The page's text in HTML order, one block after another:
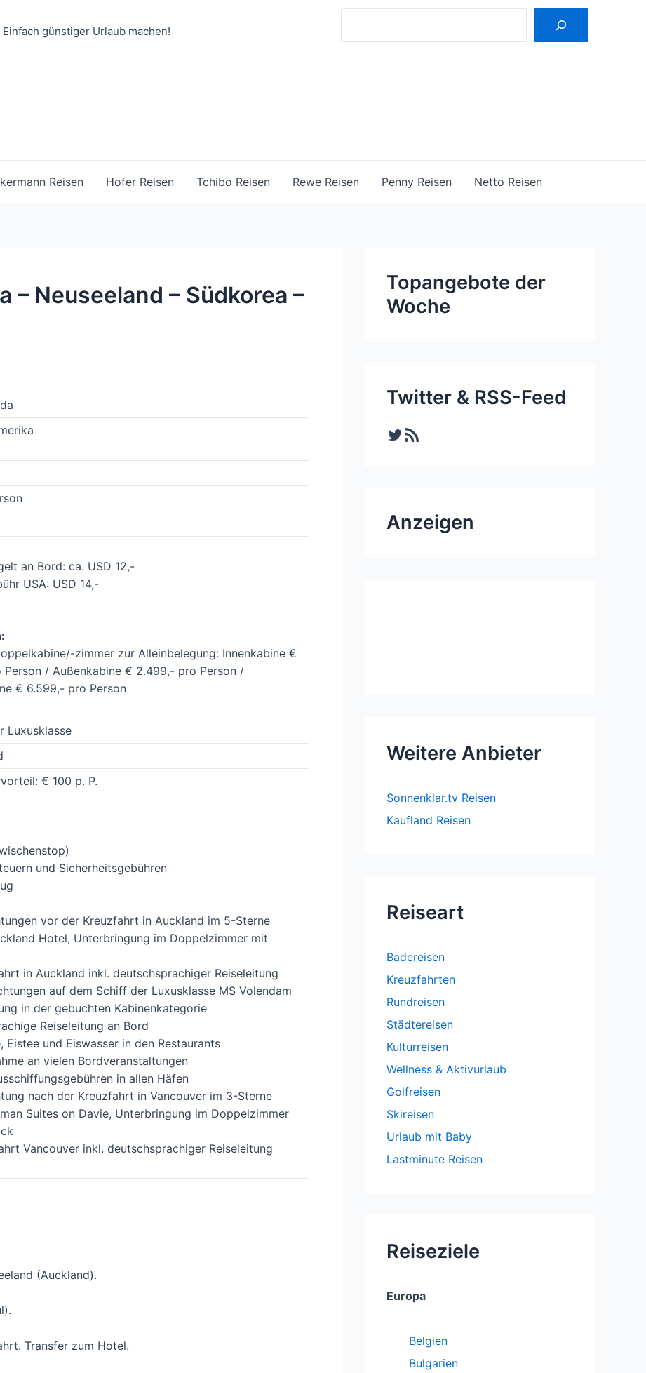
günstiger Urlaub machen!
Reisen Hofer Reisen Tchibo Reisen Rewe Reisen Penny Reisen Netto Reisen
– Neuseeland – Südkorea –
an Bord: ca. USD 12,-
USA: USD 14,-
zimmer zur Alleinbelegung: Innenkabine €
Person / Außenkabine € 2.499,- pro Person /
€ 6.599,- pro Person
Luxusklasse
€ 100 p. P.
und Sicherheitsgebühren
vor der Kreuzfahrt in Auckland im 5-Sterne
Hotel, Unterbringung im Doppelzimmer mit
in Auckland inkl. deutschsprachiger Reiseleitung
auf dem Schiff der Luxusklasse MS Volendam
in der gebuchten Kabinenkategorie
Reiseleitung an Bord
Eistee und Eiswasser in den Restaurants
an vielen Bordveranstaltungen
in allen Häfen
nach der Kreuzfahrt in Vancouver im 3-Sterne
Suites on Davie, Unterbringung im Doppelzimmer
Vancouver inkl. deutschsprachiger Reiseleitung
(Auckland).
Transfer zum Hotel.
Topangebote der
Woche
Twitter & RSS-Feed
Twitter RSS-Feed
Anzeigen
Weitere Anbieter
Sonnenklar.tv Reisen
Kaufland Reisen
Reiseart
Badereisen
Kreuzfahrten
Rundreisen
Städtereisen
Kulturreisen
Wellness & Aktivurlaub
Golfreisen
Skireisen
Urlaub mit Baby
Lastminute Reisen
Reiseziele
Europa
Belgien
Bulgarien